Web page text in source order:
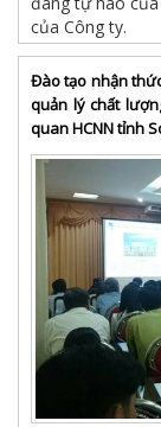
của Công ty.
Đào tạo nhận
quản lý chất
quan HCNN tỉnh